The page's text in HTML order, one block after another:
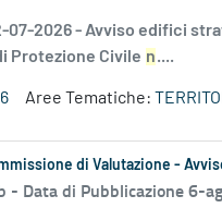
07-2026 - Avviso edifici
Protezione Civile n....
Aree Tematiche:
di Valutazione -
- Data di Pubblicazione 6-